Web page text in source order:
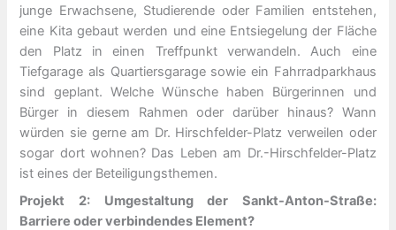
junge Erwachsene, Studierende oder Familien entstehen,
eine Kita gebaut werden und eine Entsiegelung der Fläche
den Platz in einen Treffpunkt verwandeln. Auch eine
Tiefgarage als Quartiersgarage sowie ein Fahrradparkhaus
sind geplant. Welche Wünsche haben Bürgerinnen und
Bürger in diesem Rahmen oder darüber hinaus? Wann
würden sie gerne am Dr. Hirschfelder-Platz verweilen oder
sogar dort wohnen? Das Leben am Dr.-Hirschfelder-Platz
ist eines der Beteiligungsthemen.
Projekt 2: Umgestaltung der Sankt-Anton-Straße:
Barriere oder verbindendes Element?